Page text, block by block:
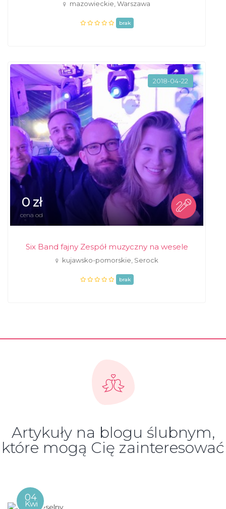
mazowieckie, Warszawa
brak
2018-04-22
0 zł
cena od
Six Band fajny Zespół muzyczny na wesele
kujawsko-pomorskie, Serock
brak
Artykuły na blogu ślubnym,
które mogą Cię zainteresować
04
Kwi